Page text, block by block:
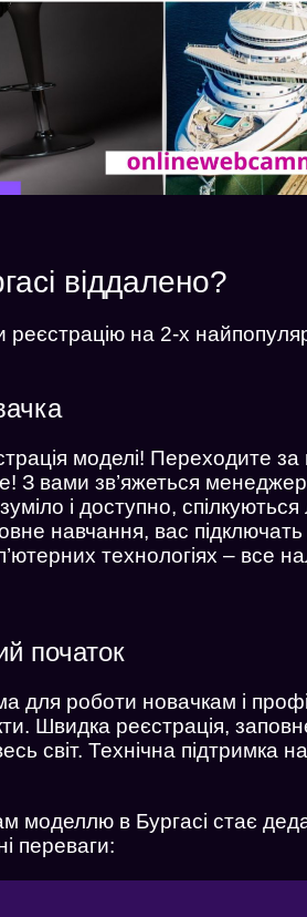
віддалено?
на 2-х
моделі! Переходите
З вами зв’яжеться
і доступно,
навчання, вас
технологіях – все
початок
роботи новачкам і
Швидка реєстрація,
світ. Технічна підтримка
моделлю в Бургасі стає
переваги: